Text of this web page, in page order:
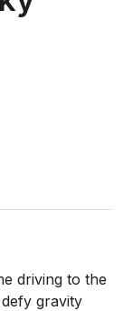
driving to the
gravity